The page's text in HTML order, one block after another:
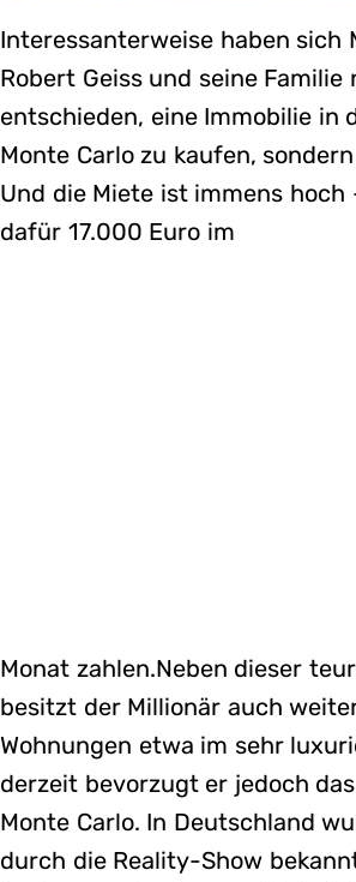
Interessanterweise haben sich
Robert Geiss und seine
entschieden, eine Immobilie in
Monte Carlo zu kaufen,
Und die Miete ist immens hoch
dafür 17.000 Euro im
Monat zahlen.Neben dieser
besitzt der Millionär auch
Wohnungen etwa im sehr
derzeit bevorzugt er jedoch
Monte Carlo. In Deutschland
durch die Reality-Show